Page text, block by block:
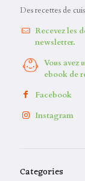
Des recettes de
Recevez les
newsletter.
Vous avez
ebook de
Facebook
Instagram
Categories